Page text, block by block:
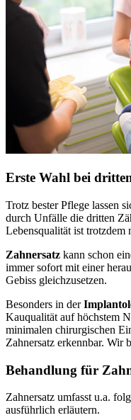
Erste Wahl bei
Trotz bester Pflege lassen
durch Unfälle die dritten
Lebensqualität ist trotzdem
Zahnersatz kann schon
immer sofort mit einer
Gebiss gleichzusetzen.
Besonders in der
Kauqualität auf höchstem
minimalen chirurgischen
Zahnersatz erkennbar. Wir
Behandlung für
Zahnersatz umfasst u.a.
ausführlich erläutern.